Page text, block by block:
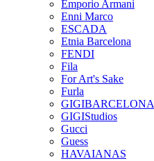
Emporio Armani
Enni Marco
ESCADA
Etnia Barcelona
FENDI
Fila
For Art's Sake
Furla
GIGIBARCELONA
GIGIStudios
Gucci
Guess
HAVAIANAS